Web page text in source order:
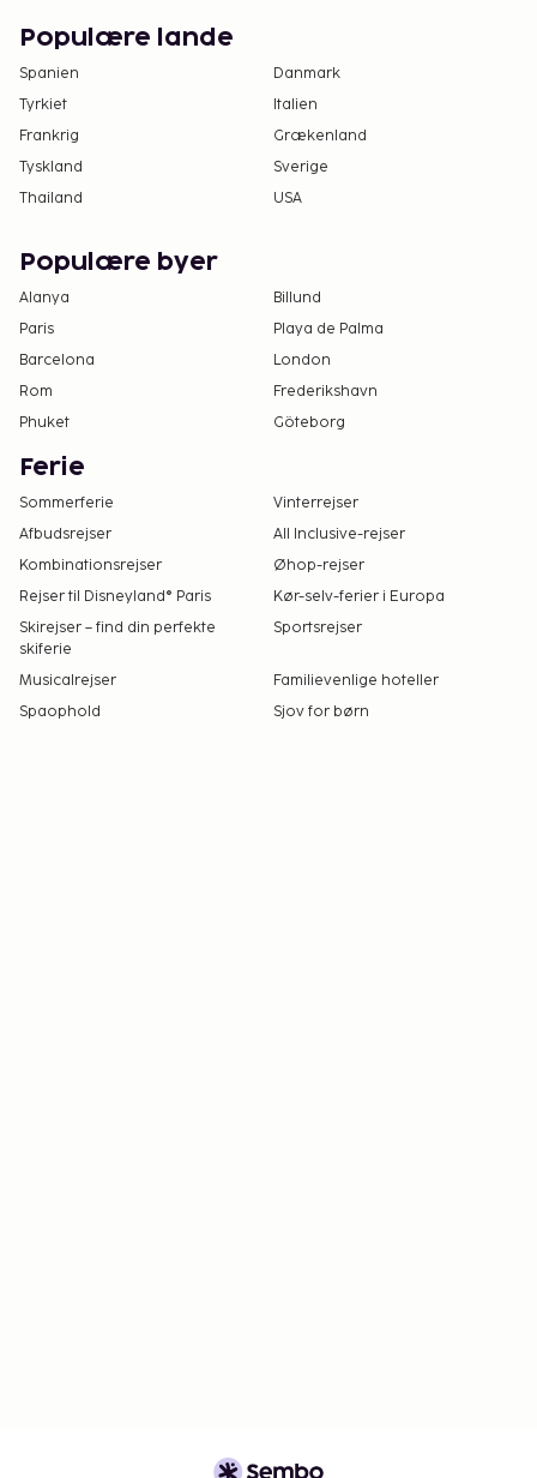
Populære lande
Spanien
Danmark
Tyrkiet
Italien
Frankrig
Grækenland
Tyskland
Sverige
Thailand
USA
Populære byer
Alanya
Billund
Paris
Playa de Palma
Barcelona
London
Rom
Frederikshavn
Phuket
Göteborg
Ferie
Sommerferie
Vinterrejser
Afbudsrejser
All Inclusive-rejser
Kombinationsrejser
Øhop-rejser
Rejser til Disneyland® Paris
Kør-selv-ferier i Europa
Skirejser – find din perfekte
skiferie
Sportsrejser
Musicalrejser
Familievenlige hoteller
Spaophold
Sjov for børn